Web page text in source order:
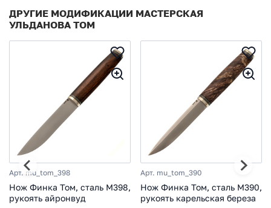
ДРУГИЕ МОДИФИКАЦИИ МАСТЕРСКАЯ
УЛЬДАНОВА ТОМ
Арт. mu_tom_398
Нож Финка Том, сталь M398,
рукоять айронвуд
Арт. mu_tom_390
Нож Финка Том, сталь M390,
рукоять карельская береза